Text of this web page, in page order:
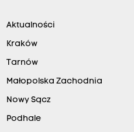
Aktualności
Kraków
Tarnów
Małopolska Zachodnia
Nowy Sącz
Podhale